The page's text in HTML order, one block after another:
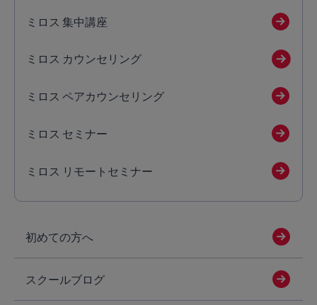
ミロス 集中講座
ミロス カウンセリング
ミロス ペアカウンセリング
ミロス セミナー
ミロス リモートセミナー
初めての方へ
スクールブログ